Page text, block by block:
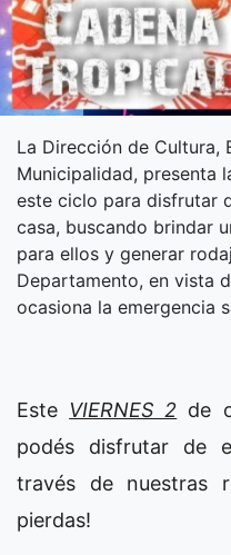
La Dirección de Cultura,
Municipalidad, presenta
este ciclo para disfrutar
casa, buscando brindar
para ellos y generar
Departamento, en vista
ocasiona la emergencia
Este VIERNES 2 de
podés disfrutar de
través de nuestras
pierdas!